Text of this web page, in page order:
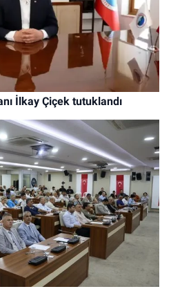
İlkay Çiçek tutuklandı